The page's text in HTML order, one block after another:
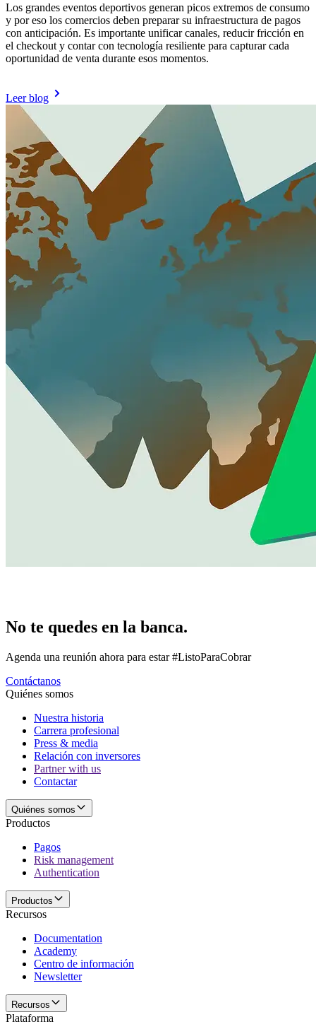
Los grandes eventos deportivos generan picos extremos de consumo
y por eso los comercios deben preparar su infraestructura de pagos
con anticipación. Es importante unificar canales, reducir fricción en
el checkout y contar con tecnología resiliente para capturar cada
oportunidad de venta durante esos momentos.
Leer blog
No te quedes en la banca.
Agenda una reunión ahora para estar #ListoParaCobrar
Contáctanos
Quiénes somos
Nuestra historia
Carrera profesional
Press & media
Relación con inversores
Partner with us
Contactar
Quiénes somos
Productos
Pagos
Risk management
Authentication
Productos
Recursos
Documentation
Academy
Centro de información
Newsletter
Recursos
Plataforma